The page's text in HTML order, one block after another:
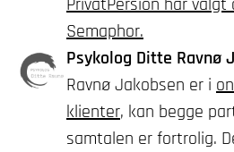
Semaphor.
Psykolog Ditte Ravnø
Ravnø Jakobsen er i
klienter, kan begge
samtalen er fortrolig.